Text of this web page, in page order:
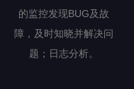
的监控发现BUG及故
障，及时知晓并解决问
题；日志分析。